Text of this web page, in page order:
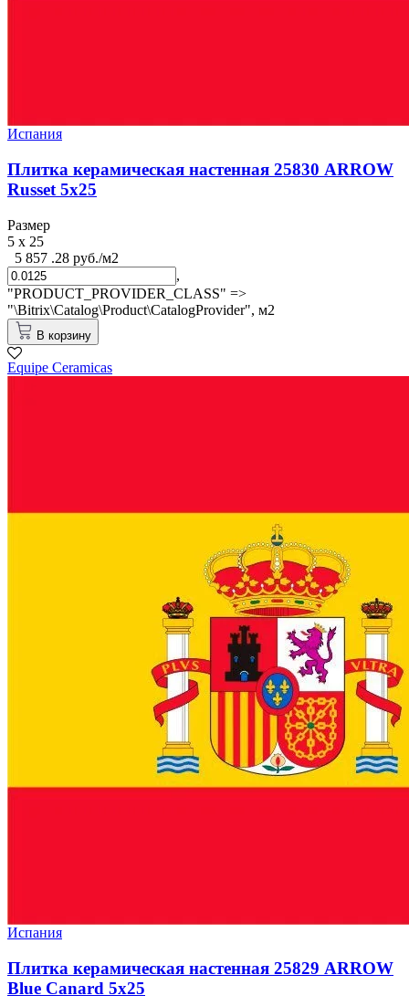
Испания
Плитка керамическая настенная 25830 ARROW
Russet 5х25
Размер
5 x 25
5 857 .28 руб./м2
,
"PRODUCT_PROVIDER_CLASS" =>
"\Bitrix\Catalog\Product\CatalogProvider", м2
В корзину
Equipe Cerаmicas
Испания
Плитка керамическая настенная 25829 ARROW
Blue Canard 5х25